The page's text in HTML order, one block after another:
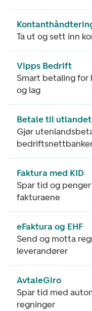
Ta ut og sett inn
Vipps Bedrift
Smart betaling for
og lag
Betale til utlandet
Gjør
Faktura med KID
Spar tid og
fakturaene
eFaktura og EHF
Send og motta
leverandører
AvtaleGiro
Spar tid med
regninger